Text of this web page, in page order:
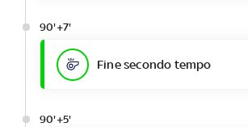
90'+7'
Fine secondo tempo
90'+5'